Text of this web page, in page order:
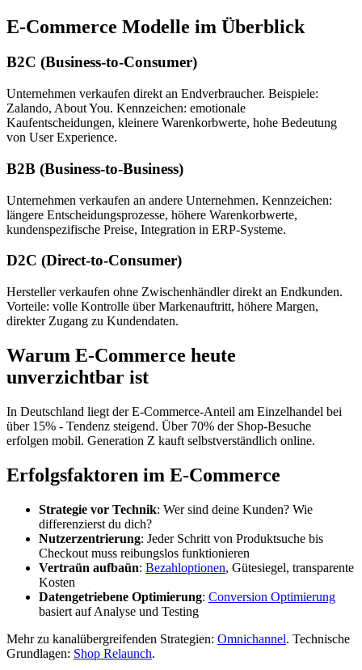
E-Commerce Modelle im Überblick
B2C (Business-to-Consumer)
Unternehmen verkaufen direkt an Endverbraucher. Beispiele:
Zalando, About You. Kennzeichen: emotionale
Kaufentscheidungen, kleinere Warenkorbwerte, hohe Bedeutung
von User Experience.
B2B (Business-to-Business)
Unternehmen verkaufen an andere Unternehmen. Kennzeichen:
längere Entscheidungsprozesse, höhere Warenkorbwerte,
kundenspezifische Preise, Integration in ERP-Systeme.
D2C (Direct-to-Consumer)
Hersteller verkaufen ohne Zwischenhändler direkt an Endkunden.
Vorteile: volle Kontrolle über Markenauftritt, höhere Margen,
direkter Zugang zu Kundendaten.
Warum E-Commerce heute
unverzichtbar ist
In Deutschland liegt der E-Commerce-Anteil am Einzelhandel bei
über 15% - Tendenz steigend. Über 70% der Shop-Besuche
erfolgen mobil. Generation Z kauft selbstverständlich online.
Erfolgsfaktoren im E-Commerce
Strategie vor Technik: Wer sind deine Kunden? Wie
differenzierst du dich?
Nutzerzentrierung: Jeder Schritt von Produktsuche bis
Checkout muss reibungslos funktionieren
Vertraün aufbaün: Bezahloptionen, Gütesiegel, transparente
Kosten
Datengetriebene Optimierung: Conversion Optimierung
basiert auf Analyse und Testing
Mehr zu kanalübergreifenden Strategien: Omnichannel. Technische
Grundlagen: Shop Relaunch.